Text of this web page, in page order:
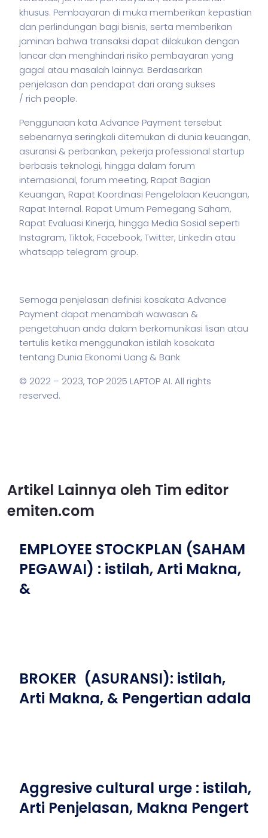
khusus. Pembayaran di muka memberikan kepastian
dan perlindungan bagi bisnis, serta memberikan
jaminan bahwa transaksi dapat dilakukan dengan
lancar dan menghindari risiko pembayaran yang
gagal atau masalah lainnya. Berdasarkan
penjelasan dan pendapat dari orang sukses
/ rich people.
Penggunaan kata Advance Payment tersebut
sebenarnya seringkali ditemukan di dunia keuangan,
asuransi & perbankan, pekerja professional startup
berbasis teknologi, hingga dalam forum
internasional, forum meeting, Rapat Bagian
Keuangan, Rapat Koordinasi Pengelolaan Keuangan,
Rapat Internal. Rapat Umum Pemegang Saham,
Rapat Evaluasi Kinerja, hingga Media Sosial seperti
Instagram, Tiktok, Facebook, Twitter, Linkedin atau
whatsapp telegram group.
Semoga penjelasan definisi kosakata Advance
Payment dapat menambah wawasan &
pengetahuan anda dalam berkomunikasi lisan atau
tertulis ketika menggunakan istilah kosakata
tentang Dunia Ekonomi Uang & Bank
© 2022 – 2023, TOP 2025 LAPTOP AI. All rights
reserved.
Artikel Lainnya oleh Tim editor
emiten.com
EMPLOYEE STOCKPLAN (SAHAM
PEGAWAI) : istilah, Arti Makna,
&
BROKER (ASURANSI): istilah,
Arti Makna, & Pengertian adala
Aggresive cultural urge : istilah,
Arti Penjelasan, Makna Pengert